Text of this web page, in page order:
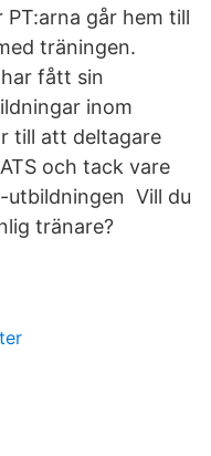
går hem till
träningen.
fått sin
inom
till att deltagare
och tack vare
utbildningen Vill du
tränare?